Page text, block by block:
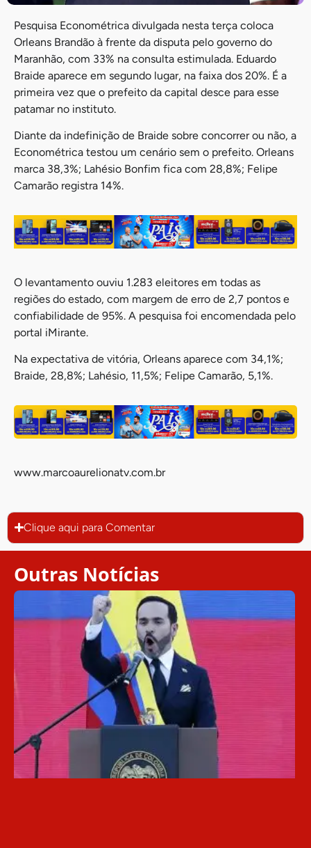
Pesquisa Econométrica divulgada nesta terça coloca
Orleans Brandão à frente da disputa pelo governo do
Maranhão, com 33% na consulta estimulada. Eduardo
Braide aparece em segundo lugar, na faixa dos 20%. É a
primeira vez que o prefeito da capital desce para esse
patamar no instituto.
Diante da indefinição de Braide sobre concorrer ou não, a
Econométrica testou um cenário sem o prefeito. Orleans
marca 38,3%; Lahésio Bonfim fica com 28,8%; Felipe
Camarão registra 14%.
O levantamento ouviu 1.283 eleitores em todas as
regiões do estado, com margem de erro de 2,7 pontos e
confiabilidade de 95%. A pesquisa foi encomendada pelo
portal iMirante.
Na expectativa de vitória, Orleans aparece com 34,1%;
Braide, 28,8%; Lahésio, 11,5%; Felipe Camarão, 5,1%.
www.marcoaurelionatv.com.br
Clique aqui para Comentar
Outras Notícias